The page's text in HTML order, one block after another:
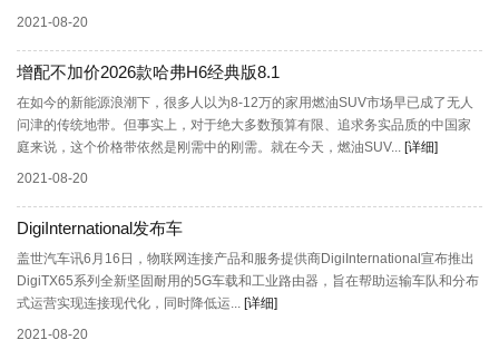
2021-08-20
增配不加价2026款哈弗H6经典版8.1
在如今的新能源浪潮下，很多人以为8-12万的家用燃油SUV市场早已成了无人
问津的传统地带。但事实上，对于绝大多数预算有限、追求务实品质的中国家
庭来说，这个价格带依然是刚需中的刚需。就在今天，燃油SUV... [详细]
2021-08-20
DigiInternational发布车
盖世汽车讯6月16日，物联网连接产品和服务提供商DigiInternational宣布推出
DigiTX65系列全新坚固耐用的5G车载和工业路由器，旨在帮助运输车队和分布
式运营实现连接现代化，同时降低运... [详细]
2021-08-20